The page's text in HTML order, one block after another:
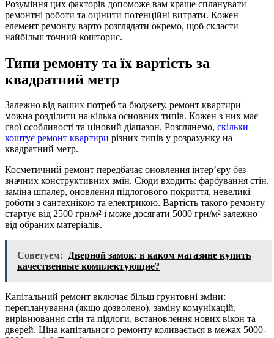
Розуміння цих факторів допоможе вам краще спланувати
ремонтні роботи та оцінити потенційні витрати. Кожен
елемент ремонту варто розглядати окремо, щоб скласти
найбільш точний кошторис.
Типи ремонту та їх вартість за
квадратний метр
Залежно від ваших потреб та бюджету, ремонт квартири
можна розділити на кілька основних типів. Кожен з них має
свої особливості та ціновий діапазон. Розглянемо, скільки
коштує ремонт квартири різних типів у розрахунку на
квадратний метр.
Косметичний ремонт передбачає оновлення інтер’єру без
значних конструктивних змін. Сюди входить: фарбування стін,
заміна шпалер, оновлення підлогового покриття, невеликі
роботи з сантехнікою та електрикою. Вартість такого ремонту
стартує від 2500 грн/м² і може досягати 5000 грн/м² залежно
від обраних матеріалів.
Советуем: Дверной замок: в каком магазине купить
качественные комплектующие?
Капітальний ремонт включає більш ґрунтовні зміни:
перепланування (якщо дозволено), заміну комунікацій,
вирівнювання стін та підлоги, встановлення нових вікон та
дверей. Ціна капітального ремонту коливається в межах 5000-